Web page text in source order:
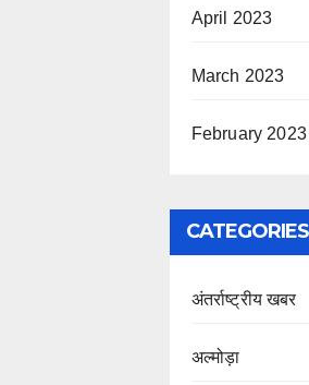
April 2023
March 2023
February 2023
CATEGORIES
अंतर्राष्ट्रीय खबर
अल्मोड़ा